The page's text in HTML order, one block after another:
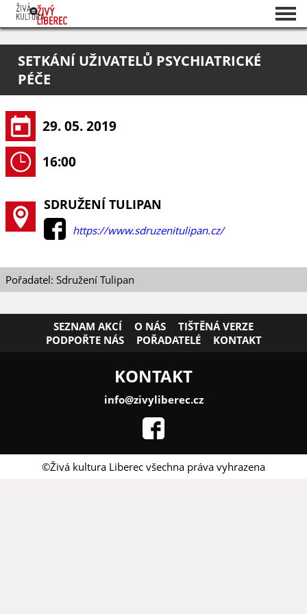
O projektu
Pořadatelé
SETKÁNÍ UŽIVATELŮ PSYCHIATRICKÉ
PÉČE
29. 05. 2019
16:00
SDRUŽENÍ TULIPAN
https://www.sdruzenitulipan.cz/
Pořadatel: Sdružení Tulipan
SEZNAM AKCÍ O NÁS
TIŠTĚNÁ VERZE
PODPOŘTE NÁS
POŘADATELÉ KONTAKT
KONTAKT
info@zivyliberec.cz
©Živá kultura Liberec všechna práva vyhrazena